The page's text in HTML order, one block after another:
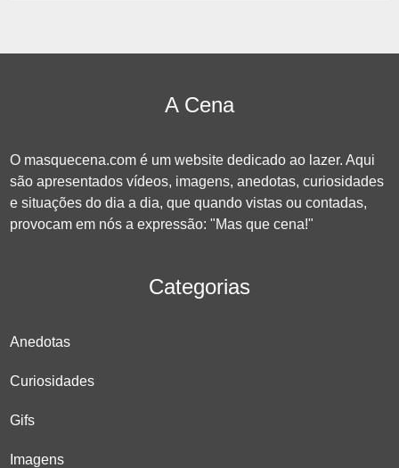
A Cena
O masquecena.com é um website dedicado ao lazer. Aqui
são apresentados vídeos, imagens, anedotas, curiosidades
e situações do dia a dia, que quando vistas ou contadas,
provocam em nós a expressão: "Mas que cena!"
Categorias
Anedotas
Curiosidades
Gifs
Imagens